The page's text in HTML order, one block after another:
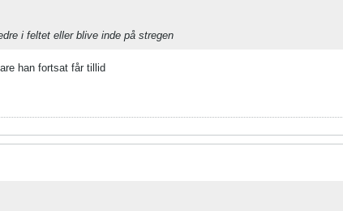
i feltet eller blive inde på stregen
han fortsat får tillid